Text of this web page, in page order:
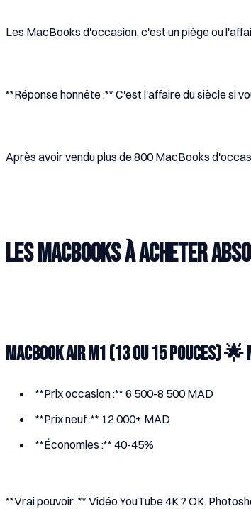
Les MacBooks d'occasion, c'est un piège ou
**Réponse honnête :** C'est l'affaire du siècle si
Après avoir vendu plus de 800 MacBooks
Les MacBooks à acheter
MacBook Air M1 (13 ou 15
**Prix occasion :** 6 500-8 500 MAD
**Prix neuf :** 12 000+ MAD
**Économies :** 40-45%
**Vrai pouvoir :** Vidéo YouTube 4K ? OK.